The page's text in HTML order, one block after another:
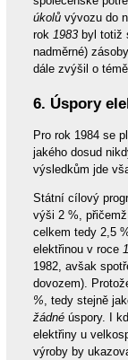
úkolůvývozu do
rok 1983byl totiž
nadměrné)
dále zvýšil o
6. Úspory
Pro rok 1984 se
jakého dosud
výsledkům jde
Státní cílový
výši 2 %,
celkem tedy 2,5
elektřinou v roce
1982, avšak
dovozem).
% , tedy stejně
žádnéúspory. I
elektřiny u
výroby by